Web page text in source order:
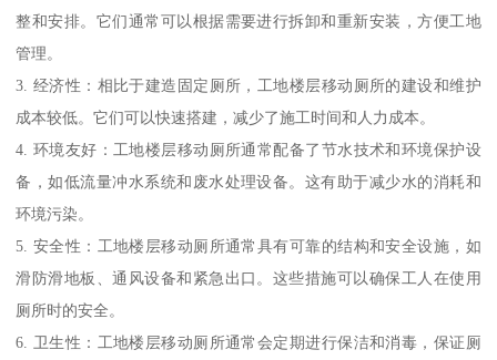
整和安排。它们通常可以根据需要进行拆卸和重新安装，方便工地
管理。
3. 经济性：相比于建造固定厕所，工地楼层移动厕所的建设和维护
成本较低。它们可以快速搭建，减少了施工时间和人力成本。
4. 环境友好：工地楼层移动厕所通常配备了节水技术和环境保护设
备，如低流量冲水系统和废水处理设备。这有助于减少水的消耗和
环境污染。
5. 安全性：工地楼层移动厕所通常具有可靠的结构和安全设施，如
滑防滑地板、通风设备和紧急出口。这些措施可以确保工人在使用
厕所时的安全。
6. 卫生性：工地楼层移动厕所通常会定期进行保洁和消毒，保证厕